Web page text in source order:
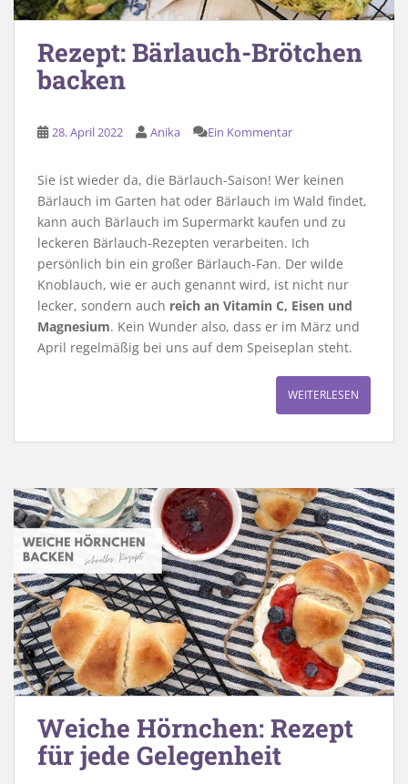
Rezept: Bärlauch-Brötchen
backen
28. April 2022 Anika Ein Kommentar
Sie ist wieder da, die Bärlauch-Saison! Wer keinen
Bärlauch im Garten hat oder Bärlauch im Wald findet,
kann auch Bärlauch im Supermarkt kaufen und zu
leckeren Bärlauch-Rezepten verarbeiten. Ich
persönlich bin ein großer Bärlauch-Fan. Der wilde
Knoblauch, wie er auch genannt wird, ist nicht nur
lecker, sondern auch reich an Vitamin C, Eisen und
Magnesium. Kein Wunder also, dass er im März und
April regelmäßig bei uns auf dem Speiseplan steht.
WEITERLESEN
Weiche Hörnchen: Rezept
für jede Gelegenheit